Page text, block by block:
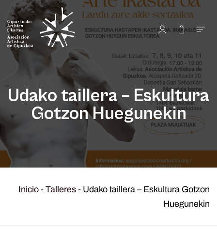
Udako taillera – Eskultura
Gotzon Huegunekin
Inicio - Talleres - Udako taillera – Eskultura Gotzon
Huegunekin